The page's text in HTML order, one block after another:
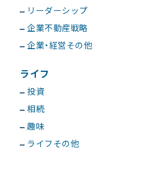
リーダーシップ
企業不動産戦略
企業・経営その他
ライフ
投資
相続
趣味
ライフその他